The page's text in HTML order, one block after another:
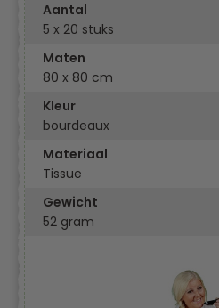
Aantal
5 x 20 stuks
Maten
80 x 80 cm
Kleur
bourdeaux
Materiaal
Tissue
Gewicht
52 gram